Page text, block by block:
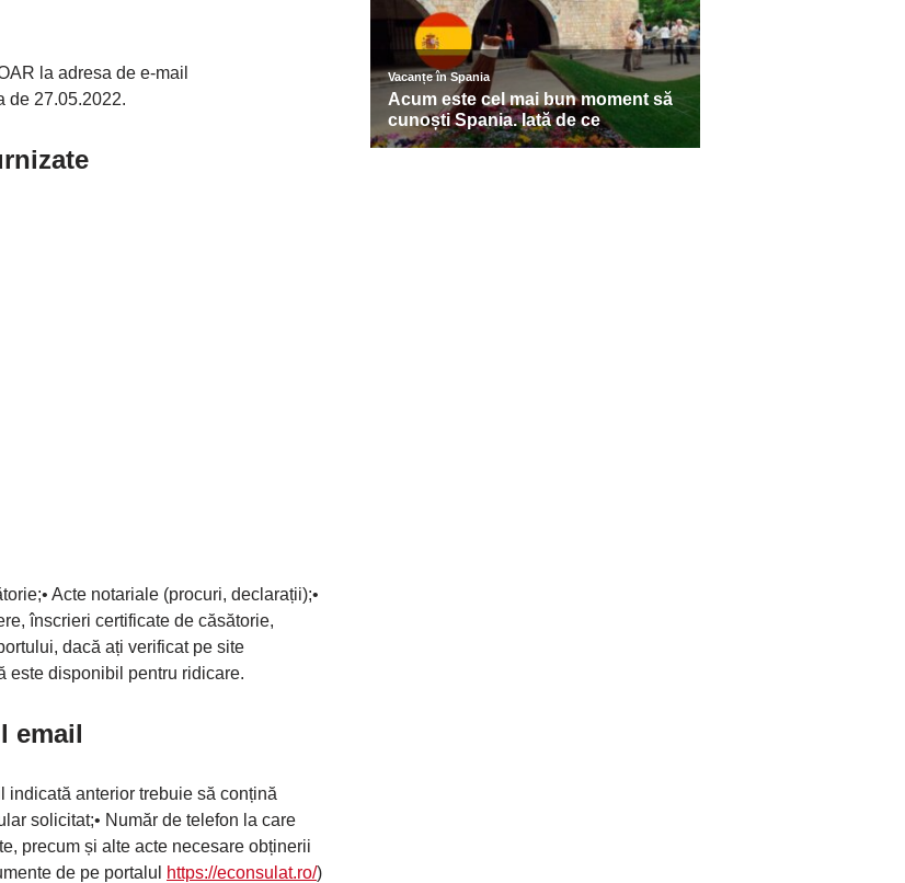
la adresa de e-mail
de 27.05.2022.
Acte notariale (procuri, declarații);•
înscrieri certificate de căsătorie,
dacă ați verificat pe site
este disponibil pentru ridicare.
email
indicată anterior trebuie să conțină
solicitat;• Număr de telefon la care
precum și alte acte necesare obținerii
de pe portalul
https://econsulat.ro/)